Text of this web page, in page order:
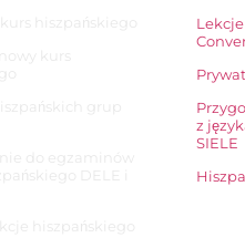
z
SIELE